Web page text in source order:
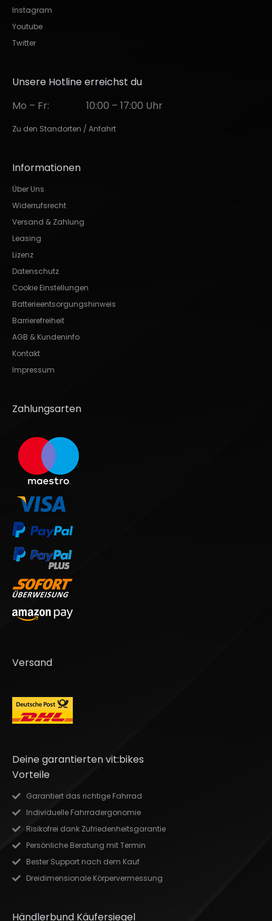
Instagram
Youtube
Twitter
Unsere Hotline erreichst du
Mo – Fr:
10:00 – 17:00 Uhr
Zu den Standorten / Anfahrt
Informationen
Über Uns
Widerrufsrecht
Versand & Zahlung
Leasing
Lizenz
Datenschutz
Cookie Einstellungen
Batterieentsorgungshinweis
Barrierefreiheit
AGB & Kundeninfo
Kontakt
Impressum
Zahlungsarten
Versand
Deine garantierten vit:bikes
Vorteile
Garantiert das richtige Fahrrad
Individuelle Fahrradergonomie
Risikofrei dank Zufriedenheitsgarantie
Persönliche Beratung mit Termin
Bester Support nach dem Kauf
Dreidimensionale Körpervermessung
Händlerbund Käufersiegel